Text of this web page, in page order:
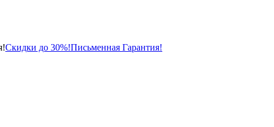
Скидки до 30%!Письменная Гарантия!